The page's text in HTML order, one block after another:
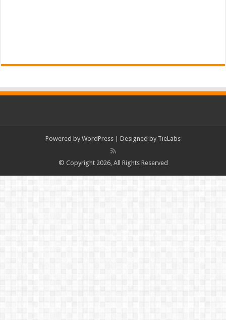
Powered by WordPress | Designed by TieLabs
© Copyright 2026, All Rights Reserved